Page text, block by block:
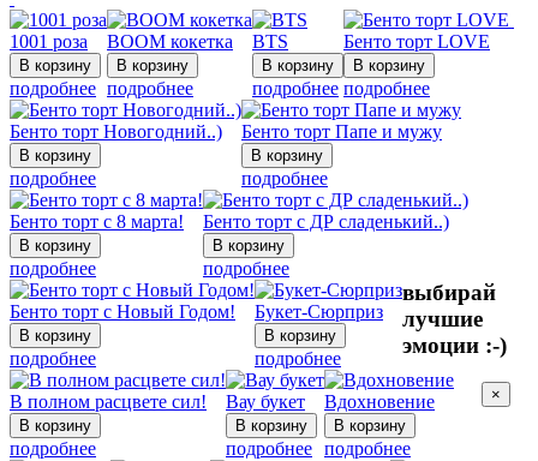
1001 роза
подробнее
BOOM кокетка
подробнее
BTS
подробнее
Бенто торт LOVE
подробнее
Бенто торт Новогодний..)
подробнее
Бенто торт Папе и мужу
подробнее
Бенто торт с 8 марта!
подробнее
Бенто торт с ДР сладенький..)
подробнее
Бенто торт с Новый Годом!
подробнее
Букет-Сюрприз
подробнее
В полном расцвете сил!
подробнее
Вау букет
подробнее
Вдохновение
подробнее
выбирай
лучшие
эмоции :-)
×